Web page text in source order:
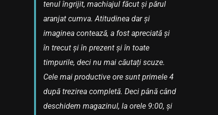
tenul îngrijit, machiajul făcut și părul
aranjat cumva. Atitudinea dar și
imaginea contează, a fost apreciată și
în trecut și în prezent și în toate
timpurile, deci nu mai căutați scuze.
Cele mai productive ore sunt primele 4
după trezirea completă. Deci până când
deschidem magazinul, la orele 9:00, și